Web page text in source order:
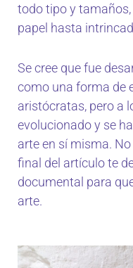
todo tipo y
papel hasta
Se cree que fue
como una forma de
aristócratas, pero a
evolucionado y se
arte en sí misma.
final del artículo te
documental para
arte.